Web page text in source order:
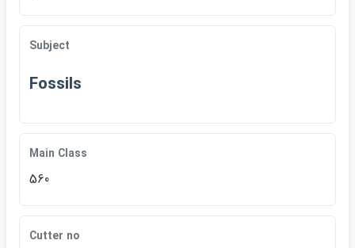
Subject
Fossils
Main Class
560
Cutter no